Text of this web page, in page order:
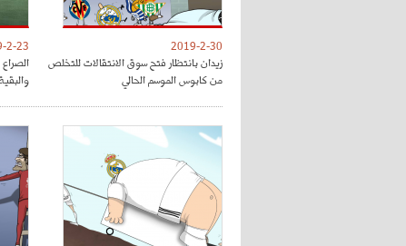
2019-2-30
زيدان بانتظار فتح سوق الانتقالات للتخلص
من كابوس الموسم الحالي
2-23